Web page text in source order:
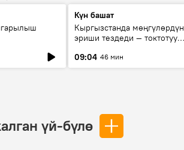
Күн башат
Кыргызстанда мөңгүлөрдүн
эриши тездеди — токтотуу
09:04 46 мин
үй-бүлө